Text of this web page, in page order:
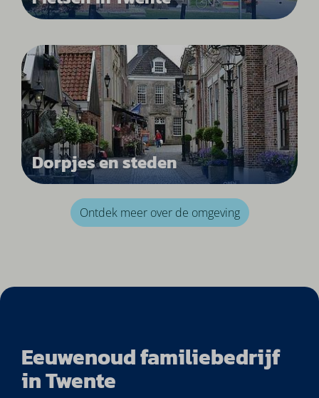
Dorpjes en steden
Ontdek meer over de omgeving
Eeuwenoud familiebedrijf
in Twente